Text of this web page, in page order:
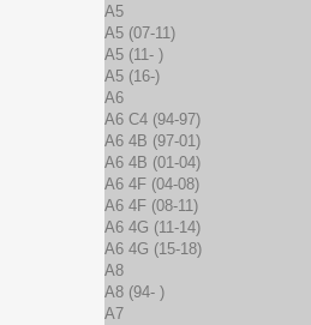
A5
A5 (07-11)
A5 (11- )
A5 (16-)
A6
A6 C4 (94-97)
A6 4B (97-01)
A6 4B (01-04)
A6 4F (04-08)
A6 4F (08-11)
A6 4G (11-14)
A6 4G (15-18)
A8
A8 (94- )
A7